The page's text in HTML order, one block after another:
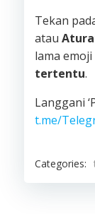
Tekan
atau
lama
tertentu.
Langgani
t.me/
Categories: